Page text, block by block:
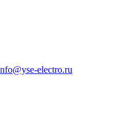
electro.ru